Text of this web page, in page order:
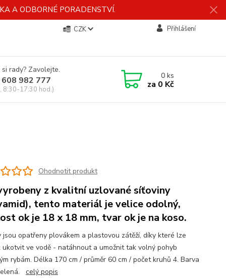
A ODBORNÉ PORADENSTVÍ.
CZK Přihlášení
rady? Zavolejte.
982 777
8:30-17:30 hod.)
0ks
za 0 Kč
Ohodnotit produkt
z kvalitní uzlované síťoviny
tento materiál je velice odolný,
ok je 18 x 18 mm, tvar ok je na koso.
jsou opatřeny plovákem a plastovou zátěží, díky které lze
ukotvit ve vodě - natáhnout a umožnit tak volný pohyb
rybám. Délka 170 cm / průměr 60 cm / počet kruhů 4. Barva
celý popis